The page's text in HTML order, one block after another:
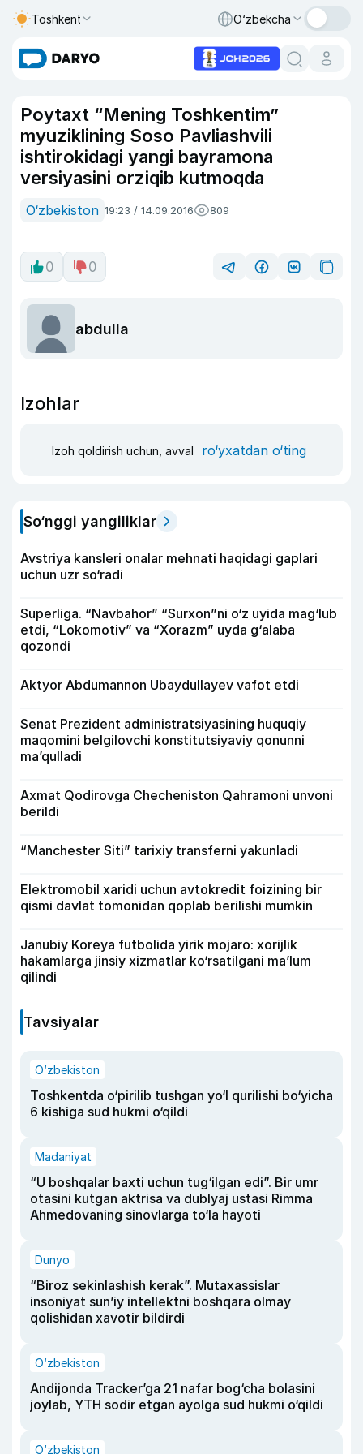
Toshkent O‘zbekcha
Poytaxt “Mening Toshkentim”
myuziklining Soso Pavliashvili
ishtirokidagi yangi bayramona
versiyasini orziqib kutmoqda
O‘zbekiston 19:23 / 14.09.2016 809
0 0
abdulla
Izohlar
Izoh qoldirish uchun, avval ro‘yxatdan o‘ting
So‘nggi yangiliklar
Avstriya kansleri onalar mehnati haqidagi gaplari
uchun uzr so‘radi
Superliga. “Navbahor” “Surxon”ni o‘z uyida mag‘lub
etdi, “Lokomotiv” va “Xorazm” uyda g‘alaba
qozondi
Aktyor Abdu­mannon Ubaydullayev vafot etdi
Senat Prezident administratsiyasining huquqiy
maqomini belgilovchi konstitutsiyaviy qonunni
ma’qulladi
Axmat Qodirovga Checheniston Qahramoni unvoni
berildi
“Manchester Siti” tarixiy transferni yakunladi
Elektromobil xaridi uchun avtokredit foizining bir
qismi davlat tomonidan qoplab berilishi mumkin
Janubiy Koreya futbolida yirik mojaro: xorijlik
hakamlarga jinsiy xizmatlar ko‘rsatilgani ma’lum
qilindi
Tavsiyalar
O‘zbekiston
Toshkentda o‘pirilib tushgan yo‘l qurilishi bo‘yicha
6 kishiga sud hukmi o‘qildi
Madaniyat
“U boshqalar baxti uchun tug‘ilgan edi”. Bir umr
otasini kutgan aktrisa va dublyaj ustasi Rimma
Ahmedovaning sinovlarga to‘la hayoti
Dunyo
“Biroz sekinlashish kerak”. Mutaxassislar
insoniyat sun’iy intellektni boshqara olmay
qolishidan xavotir bildirdi
O‘zbekiston
Andijonda Tracker’ga 21 nafar bog‘cha bolasini
joylab, YTH sodir etgan ayolga sud hukmi o‘qildi
O‘zbekiston